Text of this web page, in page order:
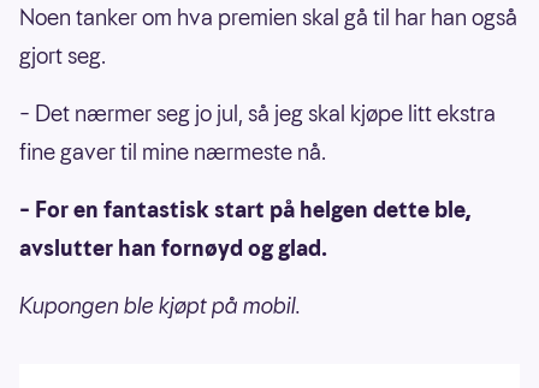
Noen tanker om hva premien skal gå til har han også
gjort seg.
– Det nærmer seg jo jul, så jeg skal kjøpe litt ekstra
fine gaver til mine nærmeste nå.
– For en fantastisk start på helgen dette ble,
avslutter han fornøyd og glad.
Kupongen ble kjøpt på mobil.